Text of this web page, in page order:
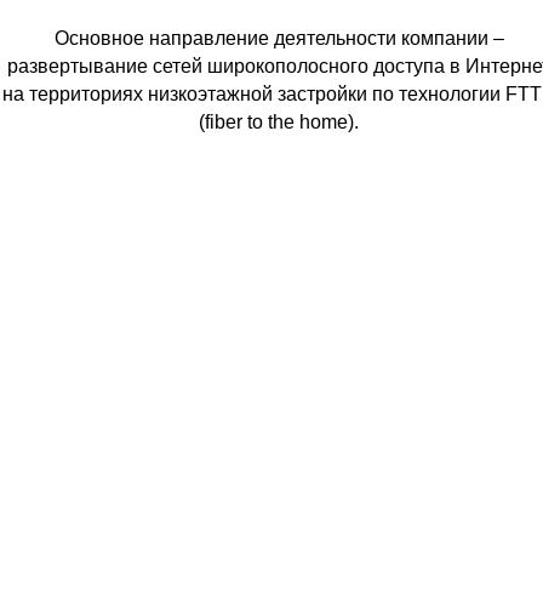
Основное направление деятельности компании –
развертывание сетей широкополосного доступа в
на территориях низкоэтажной застройки по технологии
(fiber to the home).